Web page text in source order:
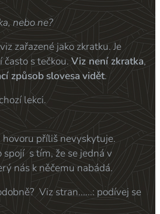
nebo ne?
zařazené jako zkratku. Je
často s tečkou. Viz není zkratka,
způsobslovesavidět.
lekci.
hovoru příliš nevyskytuje.
s tím, že se jedná v
nás k něčemu nabádá.
Viz stran......: podívej se